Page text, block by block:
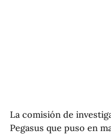
La comisión de
Pegasus que puso en